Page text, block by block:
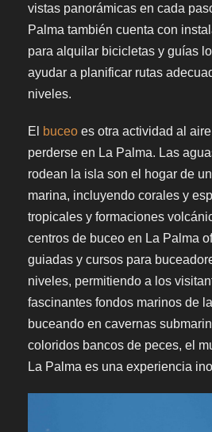
vistas panorámicas en cada
Palma también cuenta con
para alquilar bicicletas y guías
ayudar a planificar rutas
niveles.
El buceo es otra actividad al
perderse en La Palma. Las
rodean la isla son el hogar de
marina, incluyendo corales y
tropicales y formaciones
centros de buceo en La Palma
guiadas y cursos para
niveles, permitiendo a los
fascinantes fondos marinos de
buceando en cavernas
coloridos bancos de peces, el
La Palma es una experiencia